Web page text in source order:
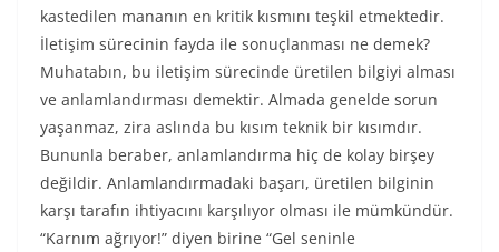
kastedilen mananın en kritik kısmını teşkil etmektedir.
İletişim sürecinin fayda ile sonuçlanması ne demek?
Muhatabın, bu iletişim sürecinde üretilen bilgiyi alması
ve anlamlandırması demektir. Almada genelde sorun
yaşanmaz, zira aslında bu kısım teknik bir kısımdır.
Bununla beraber, anlamlandırma hiç de kolay birşey
değildir. Anlamlandırmadaki başarı, üretilen bilginin
karşı tarafın ihtiyacını karşılıyor olması ile mümkündür.
“Karnım ağrıyor!” diyen birine “Gel seninle